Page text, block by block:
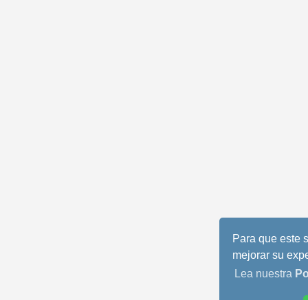
Para que este
mejorar su
Lea nuestra